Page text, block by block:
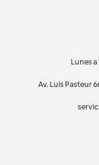
Lunes a
Av. Luis Pasteur